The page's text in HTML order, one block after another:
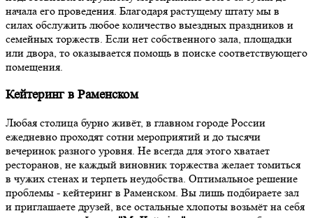
начала его проведения. Благодаря растущему штату мы в
силах обслужить любое количество выездных праздников и
семейных торжеств. Если нет собственного зала, площадки
или двора, то оказывается помощь в поиске соответствующего
помещения.
Кейтеринг в Раменском
Любая столица бурно живёт, в главном городе России
ежедневно проходят сотни мероприятий и до тысячи
вечеринок разного уровня. Не всегда для этого хватает
ресторанов, не каждый виновник торжества желает томиться
в чужих стенах и терпеть неудобства. Оптимальное решение
проблемы - кейтеринг в Раменском. Вы лишь подбираете зал
и приглашаете друзей, все остальные хлопоты возьмёт на себя